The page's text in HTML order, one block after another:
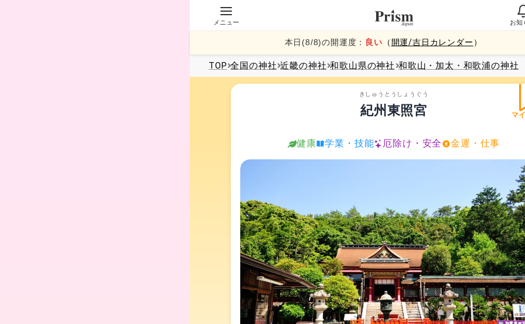
メニュー お知
本日(8/8)の開運度： 良い （ 開運/吉日カレンダー ）
TOP 全国の神社 近畿の神社 和歌山県の神社 和歌山・加太・和歌浦の神社
マ
きしゅうとうしょうぐう
紀州東照宮
健康 学業・技能 厄除け・安全 金運・仕事